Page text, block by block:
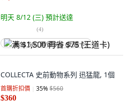
明天 8/12 (三) 預計送達
(4)
满 $1,500 再省 $75 (王道卡)
COLLECTA 史前動物系列 迅猛龍, 1個
首購折扣價 35%$560
$360